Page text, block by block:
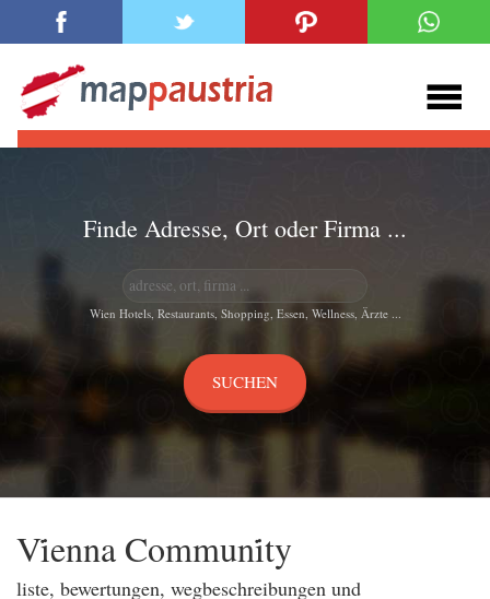
Finde Adresse, Ort oder Firma ...
Wien Hotels, Restaurants, Shopping, Essen, Wellness, Ärzte ...
Vi̇enna Communi̇ty
liste, bewertungen, wegbeschreibungen und